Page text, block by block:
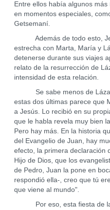
Entre ellos había algunos
en momentos especiales,
Getsemaní.
Además de todo esto,
estrecha con Marta, María y
detenerse durante sus viajes
relato de la resurrección de
intensidad de esta relación.
Se sabe menos de
estas dos últimas parece que
a Jesús. Lo recibió en su
que le habla revela muy bien
Pero hay más. En la historia
del Evangelio de Juan, hay
efecto, la primera declaración
Hijo de Dios, que los
de Pedro, Juan la pone en
respondió ella-, creo que tú
que viene al mundo".
Por eso, esta fiesta de la